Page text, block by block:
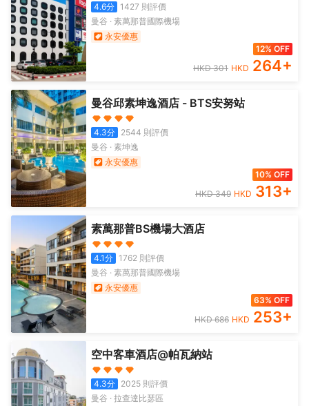
4.6分 1427 則評價
曼谷 · 素萬那普國際機場
永安優惠
12% OFF
HKD301 HKD 264+
曼谷邱素坤逸酒店 - BTS安努站
4.3分 2544 則評價
曼谷 · 素坤逸
永安優惠
10% OFF
HKD349 HKD 313+
素萬那普BS機場大酒店
4.1分 1762 則評價
曼谷 · 素萬那普國際機場
永安優惠
63% OFF
HKD686 HKD 253+
空中客車酒店@帕瓦納站
4.3分 2025則評價
曼谷 · 拉查達比瑟區